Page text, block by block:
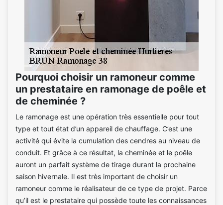
Pourquoi choisir un ramoneur comme
un prestataire en ramonage de poêle et
de cheminée ?
Le ramonage est une opération très essentielle pour tout
type et tout état d’un appareil de chauffage. C’est une
activité qui évite la cumulation des cendres au niveau de
conduit. Et grâce à ce résultat, la cheminée et le poêle
auront un parfait système de tirage durant la prochaine
saison hivernale. Il est très important de choisir un
ramoneur comme le réalisateur de ce type de projet. Parce
qu’il est le prestataire qui possède toute les connaissances